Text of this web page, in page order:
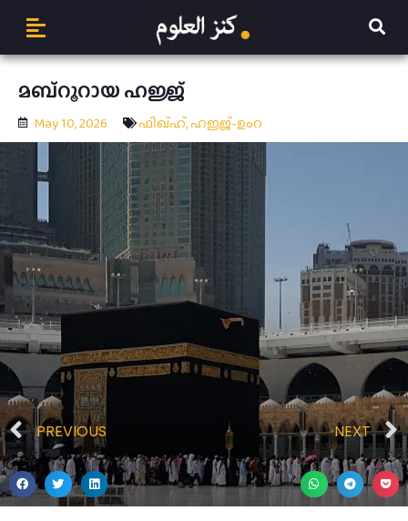
മബ്റൂറായ ഹജ്ജ്
May 10, 2026 ഫിഖ്ഹ്,ഹജ്ജ്-ഉംറ
PREVIOUS NEXT